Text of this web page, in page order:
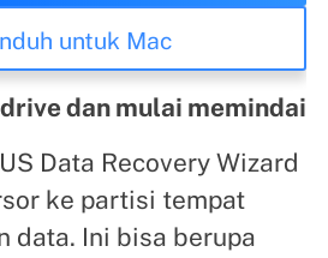
untuk Mac
dan mulai memindai
Data Recovery Wizard
ke partisi tempat
data. Ini bisa berupa